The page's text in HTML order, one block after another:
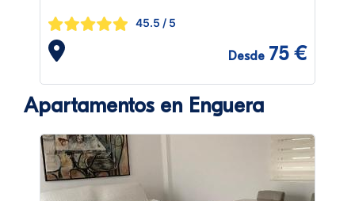
45.5 / 5
Desde 75 €
Apartamentos en Enguera